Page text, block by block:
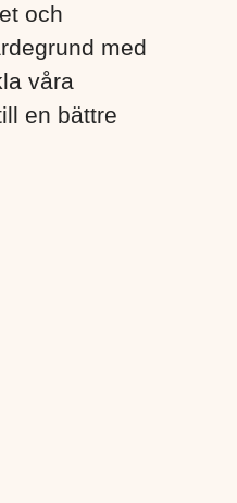
och
med
våra
en bättre